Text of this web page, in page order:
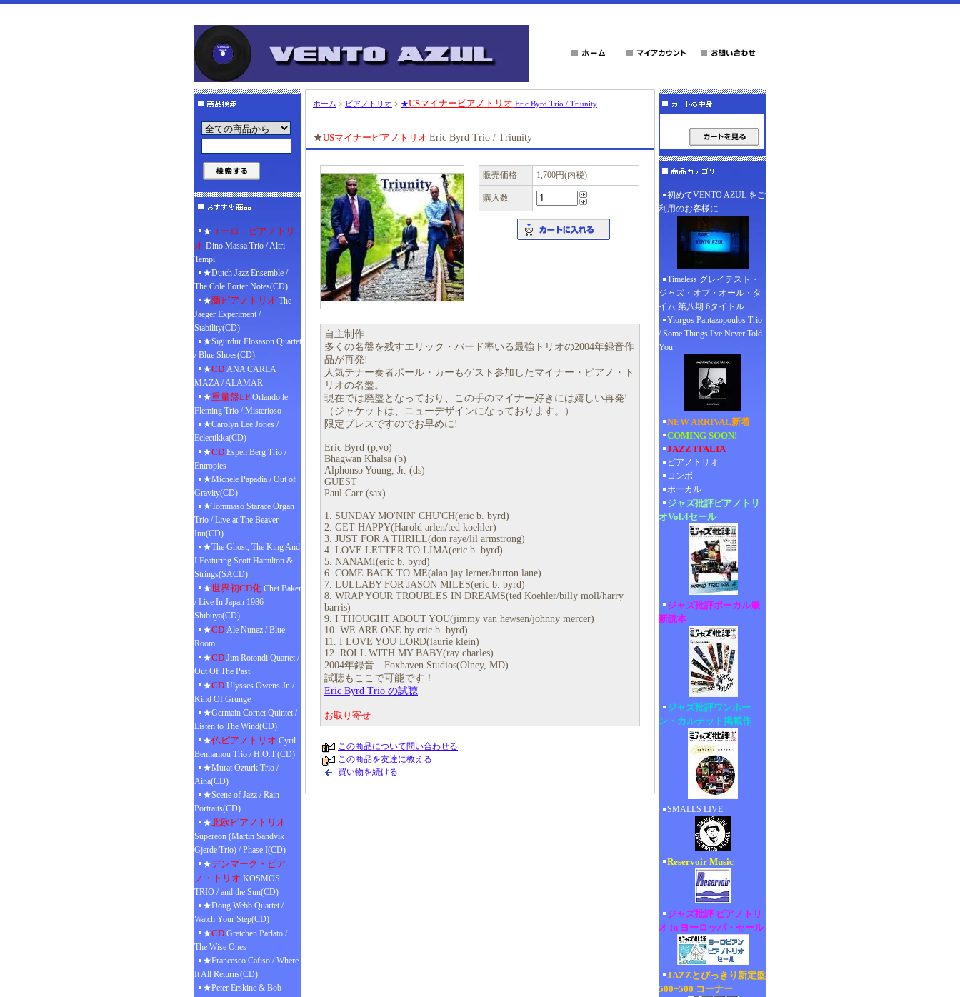
★ユーロ・ピアノトリ
オ Dino Massa Trio / Altri
Tempi
★Dutch Jazz Ensemble /
The Cole Porter Notes(CD)
★蘭ピアノトリオ The
Jaeger Experiment /
Stability(CD)
★Sigurdur Flosason Quartet
/ Blue Shoes(CD)
★CD ANA CARLA
MAZA / ALAMAR
★重量盤LP Orlando le
Fleming Trio / Misterioso
★Carolyn Lee Jones /
Eclectikka(CD)
★CD Espen Berg Trio /
Entropies
★Michele Papadia / Out of
Gravity(CD)
★Tommaso Starace Organ
Trio / Live at The Beaver
Inn(CD)
★The Ghost, The King And
I Featuring Scott Hamilton &
Strings(SACD)
★世界初CD化 Chet Baker
/ Live In Japan 1986
Shibuya(CD)
★CD Ale Nunez / Blue
Room
★CD Jim Rotondi Quartet /
Out Of The Past
★CD Ulysses Owens Jr. /
Kind Of Grunge
★Germain Cornet Quintet /
Listen to The Wind(CD)
★仏ピアノトリオ Cyril
Benhamou Trio / H.O.T.(CD)
★Murat Ozturk Trio /
Aina(CD)
★Scene of Jazz / Rain
Portraits(CD)
★北欧ピアノトリオ
Supereon (Martin Sandvik
Gjerde Trio) / Phase I(CD)
★デンマーク・ピア
ノ・トリオ KOSMOS
TRIO / and the Sun(CD)
★Doug Webb Quartet /
Watch Your Step(CD)
★CD Gretchen Parlato /
The Wise Ones
★Francesco Cafiso / Where
It All Returns(CD)
★Peter Erskine & Bob
ホーム > ピアノトリオ > ★USマイナーピアノトリオ Eric Byrd Trio / Triunity
★USマイナーピアノトリオ Eric Byrd Trio / Triunity
販売価格 1,700円(内税)
購入数
自主制作
多くの名盤を残すエリック・バード率いる最強トリオの2004年録音作
品が再発!
人気テナー奏者ポール・カーもゲスト参加したマイナー・ピアノ・ト
リオの名盤。
現在では廃盤となっており、この手のマイナー好きには嬉しい再発!
（ジャケットは、ニューデザインになっております。）
限定プレスですのでお早めに!
Eric Byrd (p,vo)
Bhagwan Khalsa (b)
Alphonso Young, Jr. (ds)
GUEST
Paul Carr (sax)
1. SUNDAY MO'NIN' CHU'CH(eric b. byrd)
2. GET HAPPY(Harold arlen/ted koehler)
3. JUST FOR A THRILL(don raye/lil armstrong)
4. LOVE LETTER TO LIMA(eric b. byrd)
5. NANAMI(eric b. byrd)
6. COME BACK TO ME(alan jay lerner/burton lane)
7. LULLABY FOR JASON MILES(eric b. byrd)
8. WRAP YOUR TROUBLES IN DREAMS(ted Koehler/billy moll/harry
barris)
9. I THOUGHT ABOUT YOU(jimmy van hewsen/johnny mercer)
10. WE ARE ONE by eric b. byrd)
11. I LOVE YOU LORD(laurie klein)
12. ROLL WITH MY BABY(ray charles)
2004年録音 Foxhaven Studios(Olney, MD)
試聴もここで可能です！
Eric Byrd Trio の試聴
お取り寄せ
この商品について問い合わせる
この商品を友達に教える
買い物を続ける
初めてVENTO AZUL をご
利用のお客様に
Timeless グレイテスト・
ジャズ・オブ・オール・タ
イム 第八期 6タイトル
Yiorgos Pantazopoulos Trio
/ Some Things I've Never Told
You
NEW ARRIVAL新着
COMING SOON!
JAZZ ITALIA
ピアノトリオ
コンボ
ボーカル
ジャズ批評ピアノトリ
オVol.4セール
ジャズ批評ボーカル最
新読本
ジャズ批評ワンホー
ン・カルテット掲載作
SMALLS LIVE
Reservoir Music
ジャズ批評 ピアノトリ
オ in ヨーロッパ・セール
JAZZとびっきり新定盤
500+500 コーナー